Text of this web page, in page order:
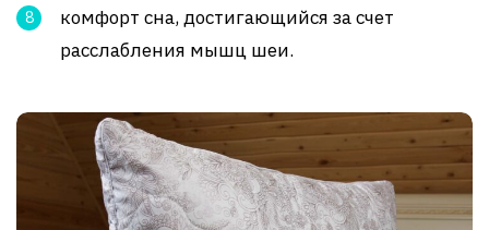
комфорт сна, достигающийся за счет
расслабления мышц шеи.